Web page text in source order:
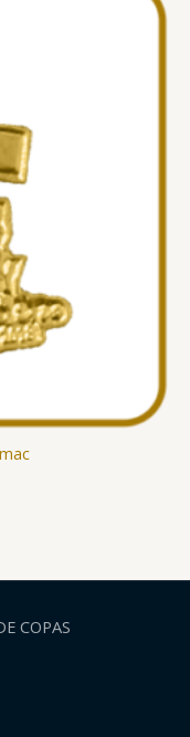
COPAS